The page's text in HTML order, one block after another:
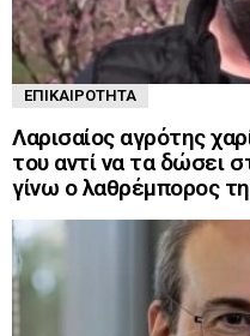
ΕΠΙΚΑΙΡΌΤΗΤΑ
Λαρισαίος αγρότης
του αντί να τα δώσει
γίνω ο λαθρέμπορος